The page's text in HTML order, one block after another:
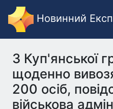
Новинний
З Куп'янської
щоденно
200 осіб,
військова